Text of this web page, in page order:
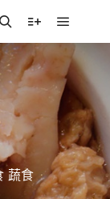
SearchMore info
Main
蔬食